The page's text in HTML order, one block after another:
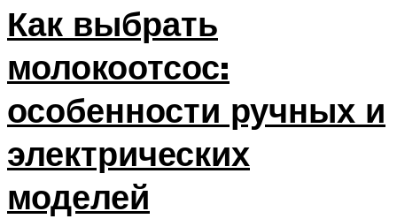
Как выбрать
молокоотсос:
особенности ручных и
электрических
моделей